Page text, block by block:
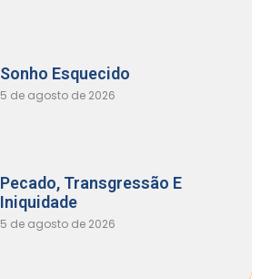
Sonho Esquecido
5 de agosto de 2026
Pecado, Transgressão E
Iniquidade
5 de agosto de 2026